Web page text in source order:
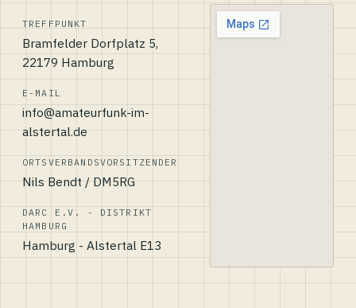
TREFFPUNKT
Bramfelder Dorfplatz 5,
22179 Hamburg
E-MAIL
info@amateurfunk-im-
alstertal.de
ORTSVERBANDSVORSITZENDER
Nils Bendt / DM5RG
DARC E.V. - DISTRIKT
HAMBURG
Hamburg - Alstertal E13